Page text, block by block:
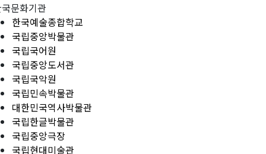
문화기관
한국예술종합학교
국립중앙박물관
국립국어원
국립중앙도서관
국립국악원
국립민속박물관
대한민국역사박물관
국립한글박물관
국립중앙극장
국립현대미술관